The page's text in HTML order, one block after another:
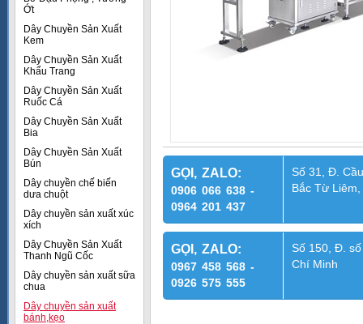
Ớt
Dây Chuyền Sản Xuất
Kem
Dây Chuyền Sản Xuất
Khẩu Trang
Dây Chuyền Sản Xuất
Ruốc Cá
Dây Chuyền Sản Xuất
Bia
Dây Chuyền Sản Xuất
Bún
Dây chuyền chế biến
dưa chuột
Dây chuyền sản xuất xúc
xích
Dây Chuyền Sản Xuất
Thanh Ngũ Cốc
Dây chuyền sản xuất sữa
chua
Dây chuyền sản xuất
bánh,kẹo
GỌI, ZALO:
0906 066 638 -
0964 201 437
Số 31, Đ.
Bắc Từ
GỌI, ZALO:
0967 458 568 -
0926 575 555
Số 150, Đ.
Chí Minh